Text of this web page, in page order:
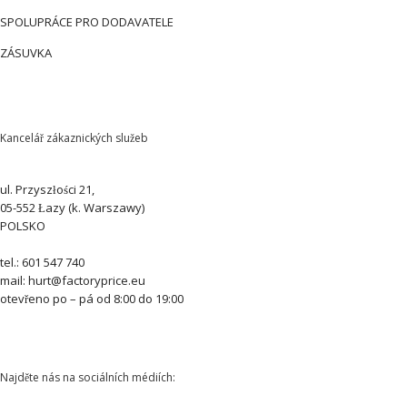
SPOLUPRÁCE PRO DODAVATELE
ZÁSUVKA
Kancelář zákaznických služeb
ul. Przyszłości 21,
05-552 Łazy (k. Warszawy)
POLSKO
tel.: 601 547 740
mail: hurt@factoryprice.eu
otevřeno po – pá od 8:00 do 19:00
Najděte nás na sociálních médiích: